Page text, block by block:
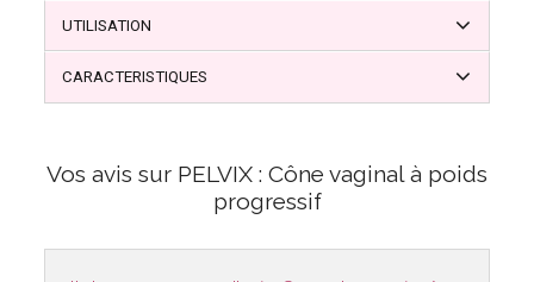
UTILISATION
CARACTERISTIQUES
Vos avis sur PELVIX : Cône vaginal à poids
progressif